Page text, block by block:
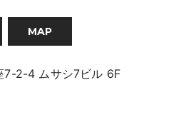
MAP
7-2-4 ムサシ7ビル 6F